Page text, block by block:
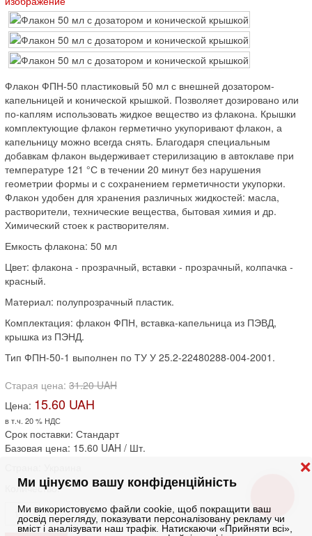
Ми цінуємо вашу конфіденційність
Ми використовуємо файли cookie, щоб покращити ваш
досвід перегляду, показувати персоналізовану рекламу чи
вміст і аналізувати наш трафік. Натискаючи «Прийняти всі»,
❌
Флакон ФПН-50 пластиковый 50 мл с внешней дозатором-
капельницей и конической крышкой. Позволяет дозировано или
по-каплям использовать жидкое вещество из флакона. Крышки
комплектующие флакон герметично укупоривают флакон, а
капельницу можно всегда снять. Благодаря специальным
добавкам флакон выдерживает стерилизацию в автоклаве при
температуре 121 °С в течении 20 минут без нарушения
геометрии формы и с сохранением герметичности укупорки.
Флакон удобен для хранения различных жидкостей: масла,
растворители, технические вещества, бытовая химия и др.
Химический стоек к растворителям.
Емкость флакона: 50 мл
Цвет: флакона - прозрачный, вставки - прозрачный, колпачка -
красный.
Материал: полупрозрачный пластик.
Комплектация: флакон ФПН, вставка-капельница из ПЭВД,
крышка из ПЭНД.
Тип ФПН-50-1 выполнен по ТУ У 25.2-22480288-004-2001.
Старая цена: 31.20 UAH
Цена: 15.60 UAH
в т.ч. 20 % НДС
Срок поставки: Стандарт
Базовая цена: 15.60 UAH / Шт.
Количество: